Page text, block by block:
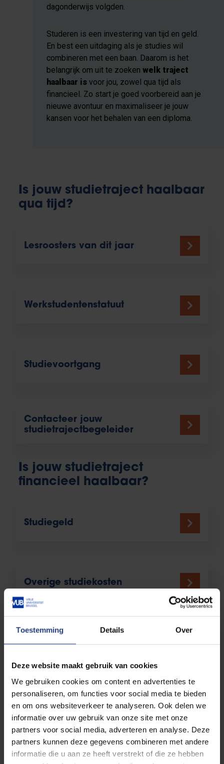
Toestemming Details Over
Deze website maakt gebruik van cookies
We gebruiken cookies om content en advertenties te
personaliseren, om functies voor social media te bieden
en om ons websiteverkeer te analyseren. Ook delen we
informatie over uw gebruik van onze site met onze
partners voor social media, adverteren en analyse. Deze
partners kunnen deze gegevens combineren met andere
informatie die u aan ze heeft verstrekt of die ze hebben
dagonderwijs volgden.
Studeren is een investering van tijd en geld.
En best een uitdaging als je studies wil
combineren met een baan. Daarom is het
belangrijk om uit te zoekenwelk traject
haalbaar isvoor jou, zowel qua tijd als
financieel. Zo start je goed voorbereid aan je
nieuwe avontuur en maximaliseer je jouw
kansen voor het behalen van een diploma.
Is jouw studietraject haalbaar
qua tijd?
Lesroosters van dit jaar
Werkstudentenstatuut
Studievoortgang
Contacteer jouw
studietrajectbegeleider
Is jouw studietraject
financieel haalbaar?
Studiegeld
Overige studiekosten
Financiële ondersteuning
Steunmaatregelen
Als je bij de overheid werkt